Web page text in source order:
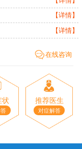
【详情】
【详情】
在线咨询
状 推荐医生
对症解答